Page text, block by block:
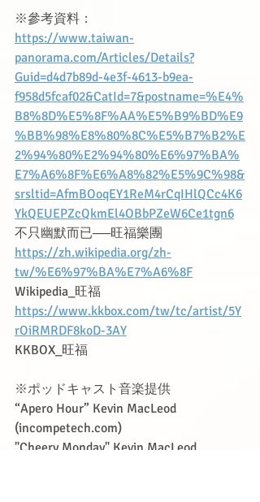
※參考資料：
https://www.taiwan-
panorama.com/Articles/Details?
Guid=d4d7b89d-4e3f-4613-b9ea-
f958d5fcaf02&CatId=7&postname=%E4%
B8%8D%E5%8F%AA%E5%B9%BD%E9
%BB%98%E8%80%8C%E5%B7%B2%E
2%94%80%E2%94%80%E6%97%BA%
E7%A6%8F%E6%A8%82%E5%9C%98&
srsltid=AfmBOoqEY1ReM4rCqIHlQCc4K6
YkQEUEPZcQkmEl4OBbPZeW6Ce1tgn6
不只幽默而已──旺福樂團
https://zh.wikipedia.org/zh-
tw/%E6%97%BA%E7%A6%8F
Wikipedia_旺福
https://www.kkbox.com/tw/tc/artist/5Y
rOiRMRDF8koD-3AY
KKBOX_旺福
※ポッドキャスト音楽提供
“Apero Hour” Kevin MacLeod
(incompetech.com)
"Cheery Monday" Kevin MacLeod